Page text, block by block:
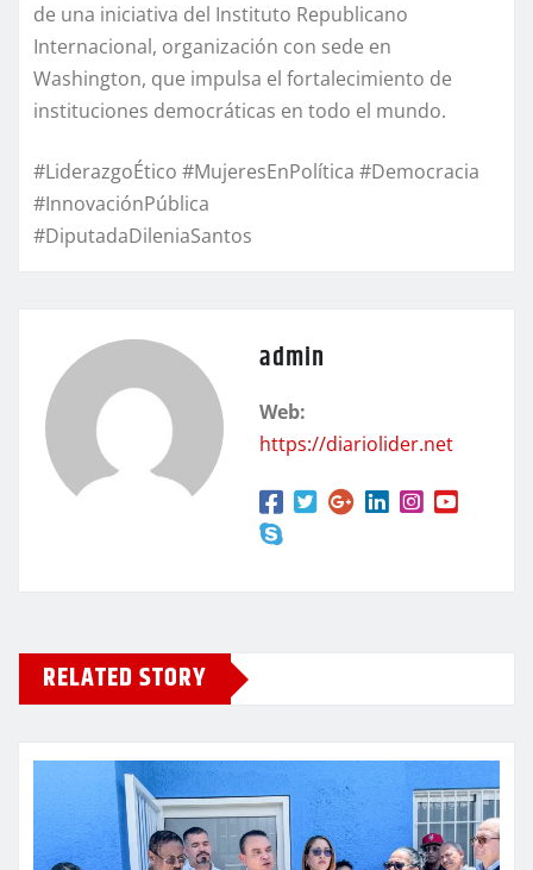
de una iniciativa del Instituto Republicano
Internacional, organización con sede en
Washington, que impulsa el fortalecimiento de
instituciones democráticas en todo el mundo.
#LiderazgoÉtico #MujeresEnPolítica #Democracia
#InnovaciónPública
#DiputadaDileniaSantos
admin
Web:
https://diariolider.net
RELATED STORY